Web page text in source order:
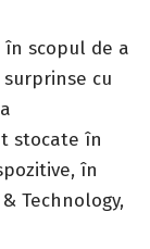
în scopul de a
cu
stocate în
în
Technology,